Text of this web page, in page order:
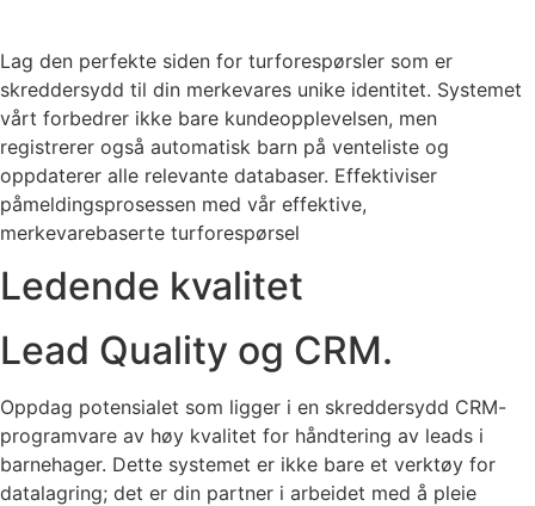
Lag den perfekte siden for turforespørsler som er
skreddersydd til din merkevares unike identitet. Systemet
vårt forbedrer ikke bare kundeopplevelsen, men
registrerer også automatisk barn på venteliste og
oppdaterer alle relevante databaser. Effektiviser
påmeldingsprosessen med vår effektive,
merkevarebaserte turforespørsel
Ledende kvalitet
Lead Quality og CRM.
Oppdag potensialet som ligger i en skreddersydd CRM-
programvare av høy kvalitet for håndtering av leads i
barnehager. Dette systemet er ikke bare et verktøy for
datalagring; det er din partner i arbeidet med å pleie